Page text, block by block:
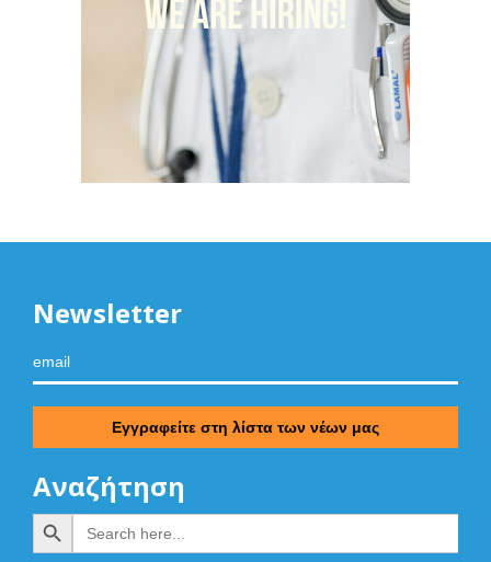
Newsletter
Αναζήτηση
Search
for:
Search Button